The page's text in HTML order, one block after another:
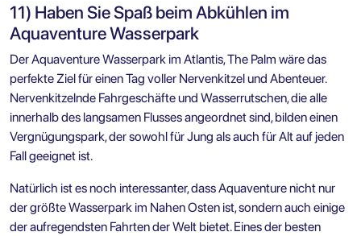
11) Haben Sie Spaß beim Abkühlen im
Aquaventure Wasserpark
Der Aquaventure Wasserpark im Atlantis, The Palm wäre das
perfekte Ziel für einen Tag voller Nervenkitzel und Abenteuer.
Nervenkitzelnde Fahrgeschäfte und Wasserrutschen, die alle
innerhalb des langsamen Flusses angeordnet sind, bilden einen
Vergnügungspark, der sowohl für Jung als auch für Alt auf jeden
Fall geeignet ist.
Natürlich ist es noch interessanter, dass Aquaventure nicht nur
der größte Wasserpark im Nahen Osten ist, sondern auch einige
der aufregendsten Fahrten der Welt bietet. Eines der besten